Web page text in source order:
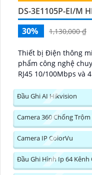
DS-3E1105P-EI/M
30%
1,130,000 ₫
Thiết bị Điện thông
phẩm công nghệ
RJ45 10/100Mbps và 4
Đầu Ghi AI Hikvision
Camera 360 Chống
Camera IP ColorVu
Đầu Ghi Hình Ip 64 Kênh